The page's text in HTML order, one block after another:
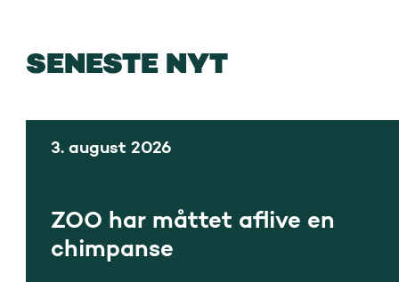
SENESTE NYT
3. august 2026
ZOO har måttet aflive en
chimpanse